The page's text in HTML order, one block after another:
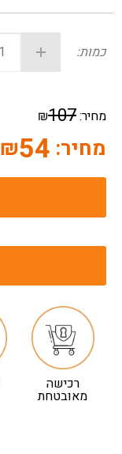
כמות:
מחיר:107
₪
מחיר: 54
₪
רכישה
מאובטחת